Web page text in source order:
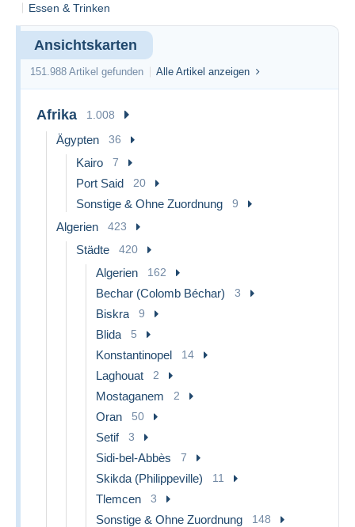
Essen & Trinken
Ansichtskarten
151.988 Artikel gefunden Alle Artikel anzeigen
Afrika 1.008
Ägypten 36
Kairo 7
Port Said 20
Sonstige & Ohne Zuordnung 9
Algerien 423
Städte 420
Algerien 162
Bechar (Colomb Béchar) 3
Biskra 9
Blida 5
Konstantinopel 14
Laghouat 2
Mostaganem 2
Oran 50
Setif 3
Sidi-bel-Abbès 7
Skikda (Philippeville) 11
Tlemcen 3
Sonstige & Ohne Zuordnung 148